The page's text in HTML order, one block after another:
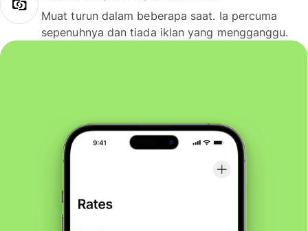
Muat turun dalam beberapa saat. Ia percuma
sepenuhnya dan tiada iklan yang mengganggu.